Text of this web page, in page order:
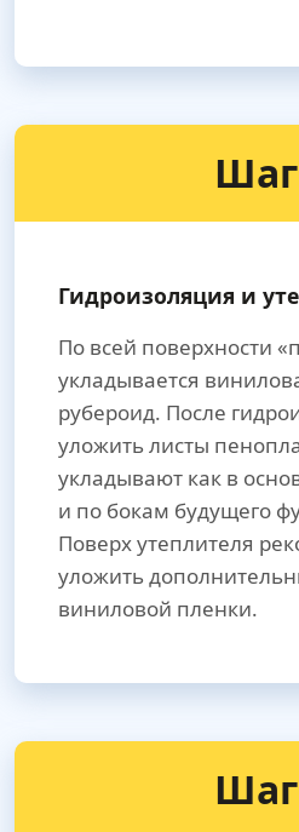
Гидроизоляция и
По всей поверхности
укладывается
рубероид. После
уложить листы
укладывают как в
и по бокам будущего
Поверх утеплителя
уложить
виниловой пленки.